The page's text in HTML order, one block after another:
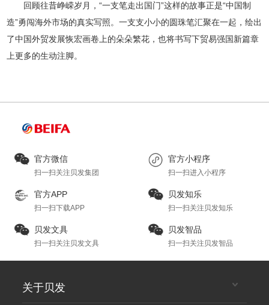
回顾往昔峥嵘岁月，“一支笔走出国门”这样的故事正是“中国制
造”勇闯海外市场的真实写照。一支支小小的圆珠笔汇聚在一起，绘出
了中国外贸发展恢宏画卷上的朵朵繁花，也将书写下贸易强国新篇章
上更多的生动注脚。
官方微信
扫一扫关注贝发集团
官方小程序
扫一扫进入小程序
官方APP
扫一扫下载APP
贝发知乐
扫一扫关注贝发知乐
贝发文具
扫一扫关注贝发文具
贝发智品
扫一扫关注贝发智品
关于贝发